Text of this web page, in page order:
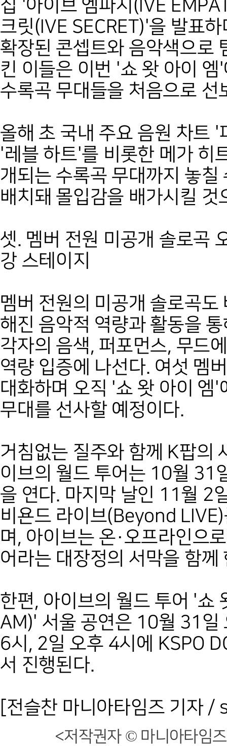
집 '아이브 엠파시(IVE
크릿(IVE SECRET)'을 발표
확장된 콘셉트와 음악색으로
킨 이들은 이번 '쇼 왓 아이
수록곡 무대들을 처음으로 선
올해 초 국내 주요 음원 차트
'레블 하트'를 비롯한 메가 히
개되는 수록곡 무대까지 놓
배치돼 몰입감을 배가시킬 것
셋. 멤버 전원 미공개 솔로곡
강 스테이지
멤버 전원의 미공개 솔로곡
해진 음악적 역량과 활동을
각자의 음색, 퍼포먼스, 무드
역량 입증에 나선다. 여섯 멤
대화하며 오직 '쇼 왓 아이 엠
무대를 선사할 예정이다.
거침없는 질주와 함께 K팝의
이브의 월드 투어는 10월 31
을 연다. 마지막 날인 11월 2
비욘드 라이브(Beyond
며, 아이브는 온·오프라인으
어라는 대장정의 서막을 함께
한편, 아이브의 월드 투어 '쇼
AM)' 서울 공연은 10월 31
6시, 2일 오후 4시에 KSPO
서 진행된다.
[전슬찬 마니아타임즈 기
<저작권자 © 마니아타임